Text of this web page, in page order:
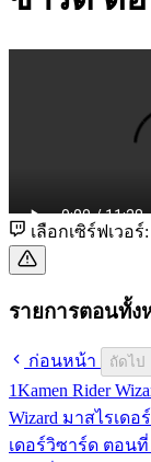
เลือกเซิร์ฟเวอร์:
รายการตอนทั้ง
ก่อนหน้า ถัดไป
1Kamen Rider
Wizard มาสไรเด
เดอร์วิซาร์ด ตอนที่